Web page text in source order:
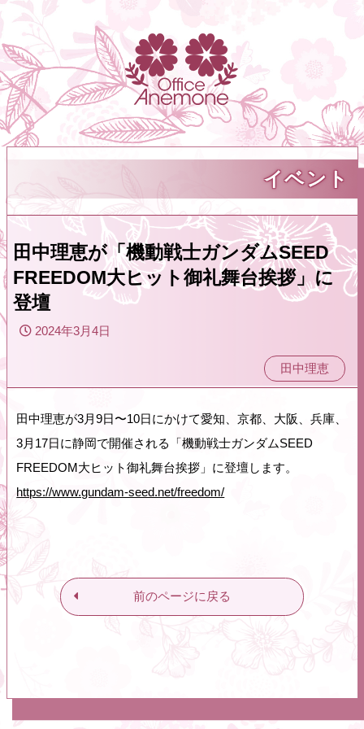
イベント
田中理恵が「機動戦士ガンダムSEED
FREEDOM大ヒット御礼舞台挨拶」に
登壇
2024年3月4日
田中理恵
田中理恵が3月9日〜10日にかけて愛知、京都、大阪、兵庫、
3月17日に静岡で開催される「機動戦士ガンダムSEED
FREEDOM大ヒット御礼舞台挨拶」に登壇します。
https://www.gundam-seed.net/freedom/
前のページに戻る